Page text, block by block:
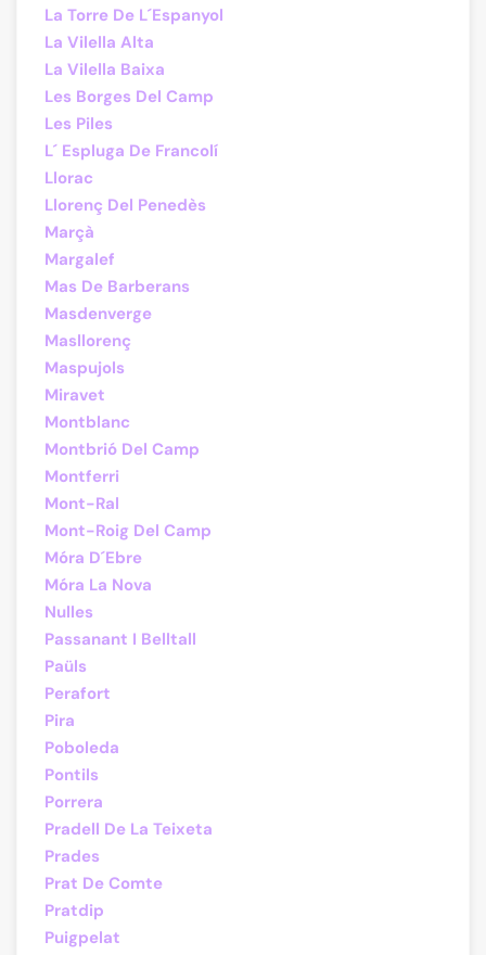
La Torre De L´Espanyol
La Vilella Alta
La Vilella Baixa
Les Borges Del Camp
Les Piles
L´ Espluga De Francolí
Llorac
Llorenç Del Penedès
Marçà
Margalef
Mas De Barberans
Masdenverge
Masllorenç
Maspujols
Miravet
Montblanc
Montbrió Del Camp
Montferri
Mont-Ral
Mont-Roig Del Camp
Móra D´Ebre
Móra La Nova
Nulles
Passanant I Belltall
Paüls
Perafort
Pira
Poboleda
Pontils
Porrera
Pradell De La Teixeta
Prades
Prat De Comte
Pratdip
Puigpelat